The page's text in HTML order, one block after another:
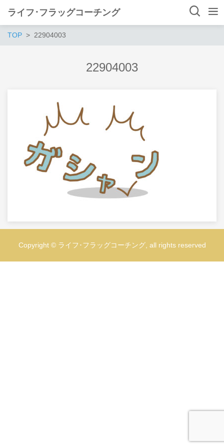
ライフ･フラッグコーチング
TOP 22904003
22904003
Copyright © ライフ･フラッグコーチング, all rights reserved